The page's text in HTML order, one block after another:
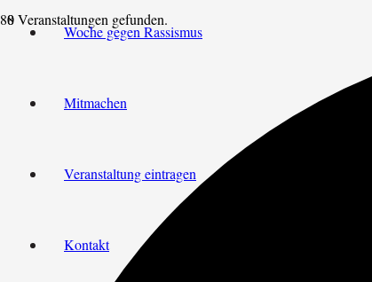
Woche gegen Rassismus
Mitmachen
Veranstaltung eintragen
Kontakt
8 Veranstaltungen gefunden.